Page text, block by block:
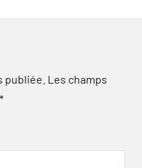
publiée. Les champs
*